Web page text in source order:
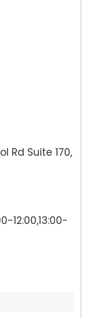
Rd Suite 170,
12:00,13:00-